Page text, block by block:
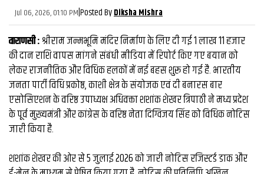
फिल्मी
साहित्य
संस्कृति
ख़ान पान और जीवनशैली
अंतरराष्ट्रीय
फैक्ट चेक
व्यापार
Jul 06, 2026, 01:10 PM|Posted ByDiksha Mishra
वाराणसी :श्रीराम जन्मभूमि मंदिर निर्माण के लिए दी गई ₹1 लाख 11 हजार
की दान राशि वापस मांगने संबंधी मीडिया में रिपोर्ट किए गए बयान को
लेकर राजनीतिक और विधिक हलकों में नई बहस शुरू हो गई है. भारतीय
जनता पार्टी विधि प्रकोष्ठ, काशी क्षेत्र के संयोजक एवं दी बनारस बार
एसोसिएशन के वरिष्ठ उपाध्यक्ष अधिवक्ता शशांक शेखर त्रिपाठी ने मध्य प्रदेश
के पूर्व मुख्यमंत्री और कांग्रेस के वरिष्ठ नेता दिग्विजय सिंह को विधिक नोटिस
जारी किया है.
शशांक शेखर की ओर से 5 जुलाई 2026 को जारी नोटिस रजिस्टर्ड डाक और